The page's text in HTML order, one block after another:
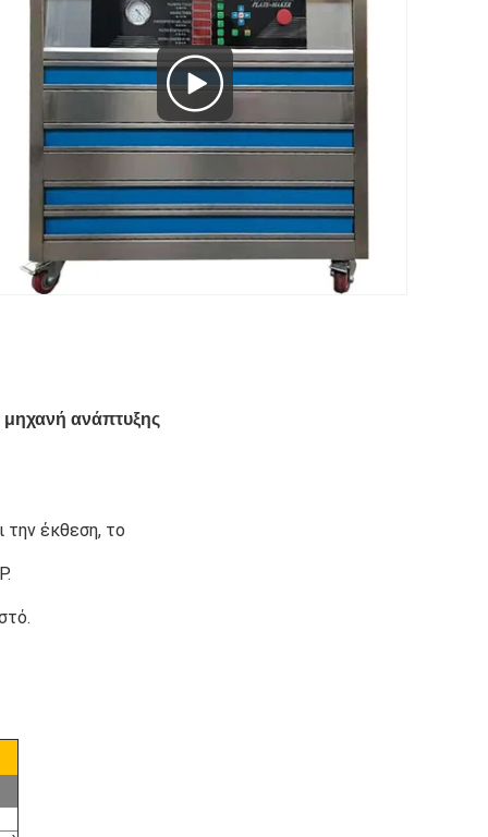
ανάπτυξης
την έκθεση, το